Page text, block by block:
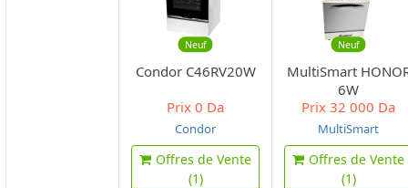
Neuf
Condor C46RV20W
Prix 0 Da
Condor
Offres de Vente
(1)
Neuf
MultiSmart
6W
Prix 32 000 Da
MultiSmart
Offres de Vente
(1)